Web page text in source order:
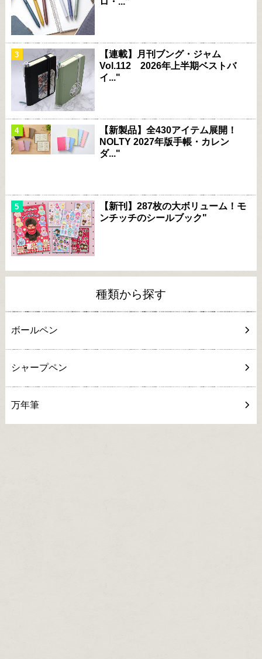
【連載】月刊ブング・ジャム
Vol.112 2026年上半期ベストバ
イ..."
【新製品】全430アイテム展開！
NOLTY 2027年版手帳・カレン
ダ..."
【新刊】287枚の大ボリューム！モ
ンチッチのシールブック"
種類から探す
ボールペン
シャープペン
万年筆